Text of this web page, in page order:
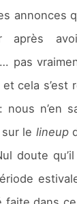
jeux
annonces
après
pas
et cela s’est
nous n’en
sur le lineup
doute